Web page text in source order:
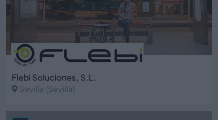
Flebi Soluciones, S.L.
Sevilla (Sevilla)